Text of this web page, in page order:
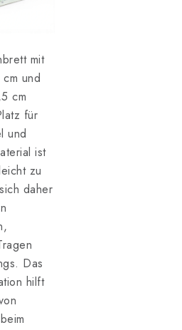
mit
und
cm
für
und
ist
zu
daher
Das
hilft